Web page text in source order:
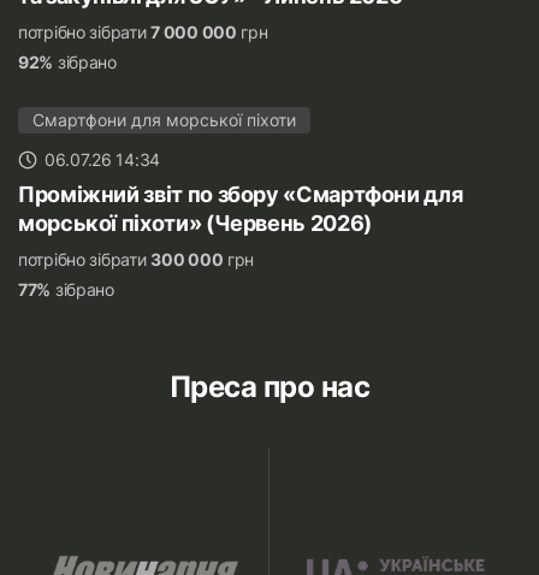
потрібно зібрати7 000 000 грн
92% зібрано
Смартфони для морської піхоти
06.07.26 14:34
Проміжний звіт по збору «Смартфони для
морської піхоти» (Червень 2026)
потрібно зібрати300 000 грн
77% зібрано
Преса про нас